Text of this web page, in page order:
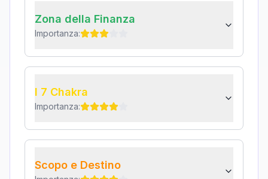
Zona della Finanza
Importanza:
I 7 Chakra
Importanza:
Scopo e Destino